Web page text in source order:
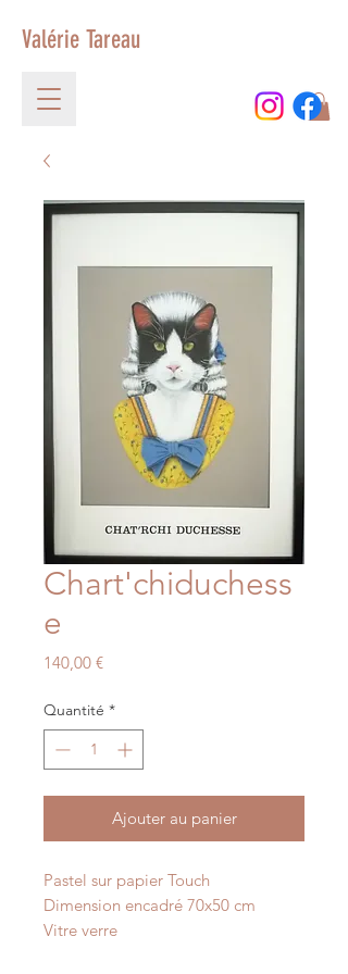
Valérie Tareau
Chart'chiduchess
e
140,00 €Prix
Quantité *
Ajouter au panier
Pastel sur papier Touch
Dimension encadré 70x50 cm
Vitre verre